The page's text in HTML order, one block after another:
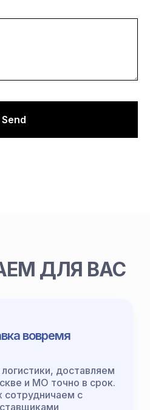
Send
вовремя
доставляем
и МО точно в срок.
сотрудничаем с
ДЛЯ ВАС